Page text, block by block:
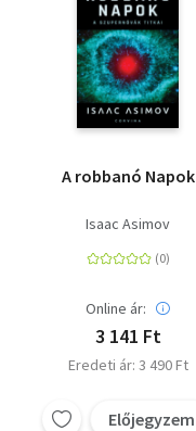
A robbanó Napok
Isaac Asimov
Online ár:
3 141 Ft
Eredeti ár: 3 490 Ft
Előjegyzem